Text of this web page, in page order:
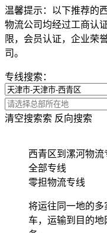
温馨提示： 以下推荐的
物流公司均经过工商认
限，会员认证，企业荣
司。
专线搜索：
索 反向搜索
清空搜索
西青区到漯河物流
全部专线
零担物流专线
将运往同一地的
车，运输到目的